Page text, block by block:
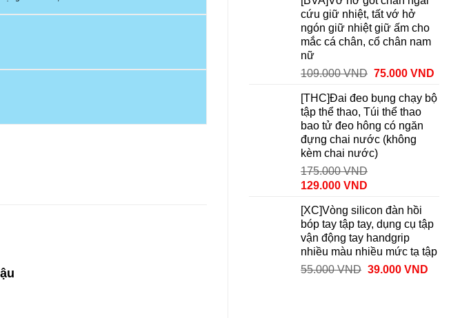
cứu giữ nhiệt, tất vớ hở
ngón giữ nhiệt giữ ấm cho
mắc cá chân, cổ chân nam
nữ
109.000VND 75.000 VND
[THC]Đai đeo bụng chạy bộ
tập thể thao, Túi thể thao
bao tử đeo hông có ngăn
đựng chai nước (không
kèm chai nước)
175.000VND
129.000 VND
[XC]Vòng silicon đàn hồi
bóp tay tập tay, dụng cụ tập
vận động tay handgrip
nhiều màu nhiều mức tạ tập
55.000VND 39.000 VND